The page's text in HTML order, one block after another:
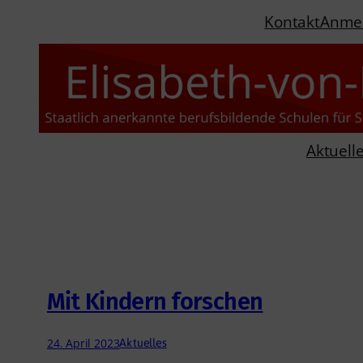
Inhalt
springen
Kontakt
Mit Kindern forschen
24. April 2023Aktuelles